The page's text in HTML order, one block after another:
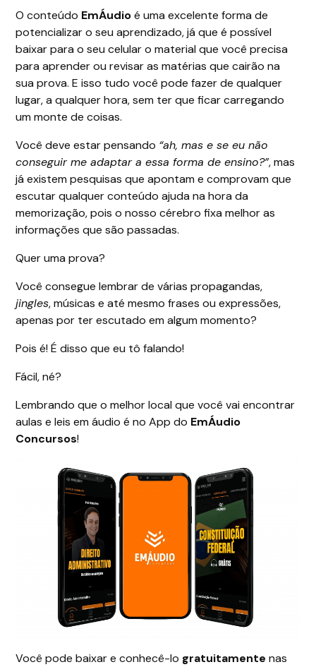
O conteúdo EmÁudioé uma excelente forma de
potencializar o seu aprendizado, já que é possível
baixar para o seu celular o material que você precisa
para aprender ou revisar as matérias que cairão na
sua prova. E isso tudo você pode fazer de qualquer
lugar, a qualquer hora, sem ter que ficar carregando
um monte de coisas.
Você deve estar pensando “ah, mas e se eu não
conseguir me adaptar a essa forma de ensino?”, mas
já existem pesquisas que apontam e comprovam que
escutar qualquer conteúdo ajuda na hora da
memorização, pois o nosso cérebro fixa melhor as
informações que são passadas.
Quer uma prova?
Você consegue lembrar de várias propagandas,
jingles, músicas e até mesmo frases ou expressões,
apenas por ter escutado em algum momento?
Pois é! É disso que eu tô falando!
Fácil, né?
Lembrando que o melhor local que você vai encontrar
aulas e leis em áudio é no App do EmÁudio
Concursos!
Você pode baixar e conhecê-lo gratuitamente nas